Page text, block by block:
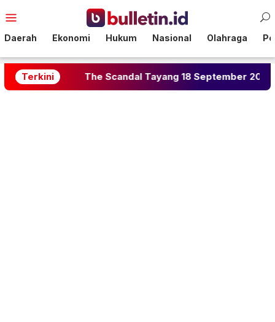
ke
Mobile
Daerah Ekonomi Hukum Nasional Olahraga
Terkini
The Scandal Tayang 18 September 2026, Dibintangi